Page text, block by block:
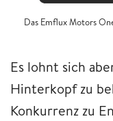
Das Emflux Motors
Es lohnt sich
Hinterkopf zu
Konkurrenz zu